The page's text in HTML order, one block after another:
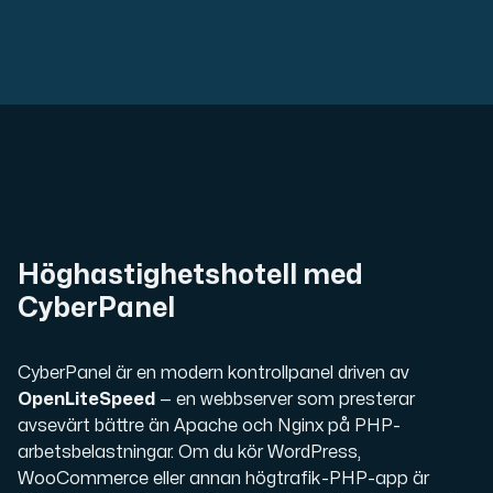
Höghastighetshotell med
CyberPanel
CyberPanel är en modern kontrollpanel driven av
OpenLiteSpeed — en webbserver som presterar
avsevärt bättre än Apache och Nginx på PHP-
arbetsbelastningar. Om du kör WordPress,
WooCommerce eller annan högtrafik-PHP-app är